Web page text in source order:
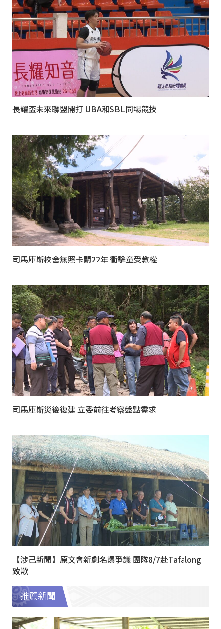
長耀盃未來聯盟開打 UBA和SBL同場競技
司馬庫斯校舍無照卡關22年 衝擊童受教權
司馬庫斯災後復建 立委前往考察盤點需求
【涉己新聞】原文會新劇名爆爭議 團隊8/7赴Tafalong
致歉
推薦新聞